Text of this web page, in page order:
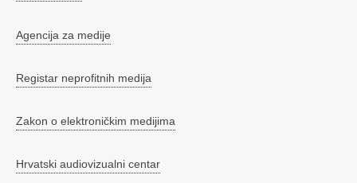
Agencija za medije
Registar neprofitnih medija
Zakon o elektroničkim medijima
Hrvatski audiovizualni centar